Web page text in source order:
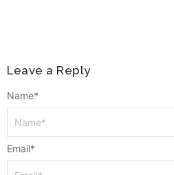
Leave a Reply
Name*
Email*